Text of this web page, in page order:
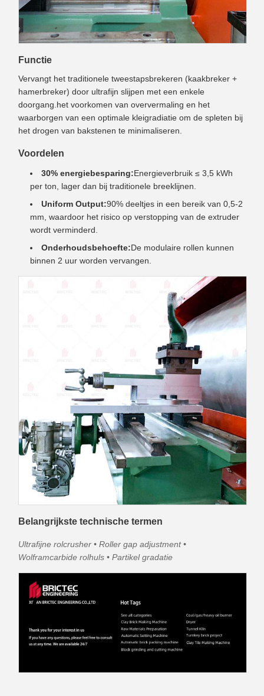
Functie
Vervangt het traditionele tweestapsbrekeren (kaakbreker +
hamerbreker) door ultrafijn slijpen met een enkele
doorgang.het voorkomen van oververmaling en het
waarborgen van een optimale kleigradiatie om de spleten bij
het drogen van bakstenen te minimaliseren.
Voordelen
30% energiebesparing:Energieverbruik ≤ 3,5 kWh
per ton, lager dan bij traditionele breeklijnen.
Uniform Output:90% deeltjes in een bereik van 0,5-2
mm, waardoor het risico op verstopping van de extruder
wordt verminderd.
Onderhoudsbehoefte:De modulaire rollen kunnen
binnen 2 uur worden vervangen.
Belangrijkste technische termen
Ultrafijne rolcrusher • Roller gap adjustment •
Wolframcarbide rolhuls • Partikel gradatie